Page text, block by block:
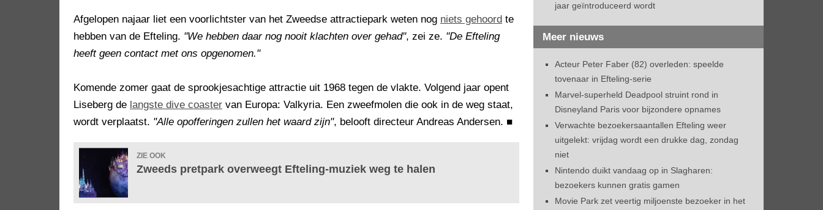
Afgelopen najaar liet een voorlichtster van het Zweedse attractiepark weten nog niets gehoord te
hebben van de Efteling. "We hebben daar nog nooit klachten over gehad", zei ze. "De Efteling
heeft geen contact met ons opgenomen."
Komende zomer gaat de sprookjesachtige attractie uit 1968 tegen de vlakte. Volgend jaar opent
Liseberg de langste dive coaster van Europa: Valkyria. Een zweefmolen die ook in de weg staat,
wordt verplaatst. "Alle opofferingen zullen het waard zijn", belooft directeur Andreas Andersen. ■
ZIE OOK
Zweeds pretpark overweegt Efteling-muziek weg te halen
jaar geïntroduceerd wordt
Meer nieuws
Acteur Peter Faber (82) overleden: speelde
tovenaar in Efteling-serie
Marvel-superheld Deadpool struint rond in
Disneyland Paris voor bijzondere opnames
Verwachte bezoekersaantallen Efteling weer
uitgelekt: vrijdag wordt een drukke dag, zondag
niet
Nintendo duikt vandaag op in Slagharen:
bezoekers kunnen gratis gamen
Movie Park zet veertig miljoenste bezoeker in het